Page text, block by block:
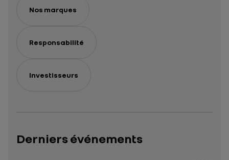
Nos marques
Responsabilité
Investisseurs
Derniers événements